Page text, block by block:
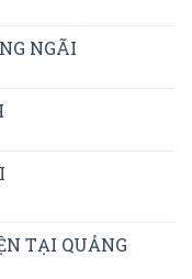
NGÃI
TẠI QUẢNG